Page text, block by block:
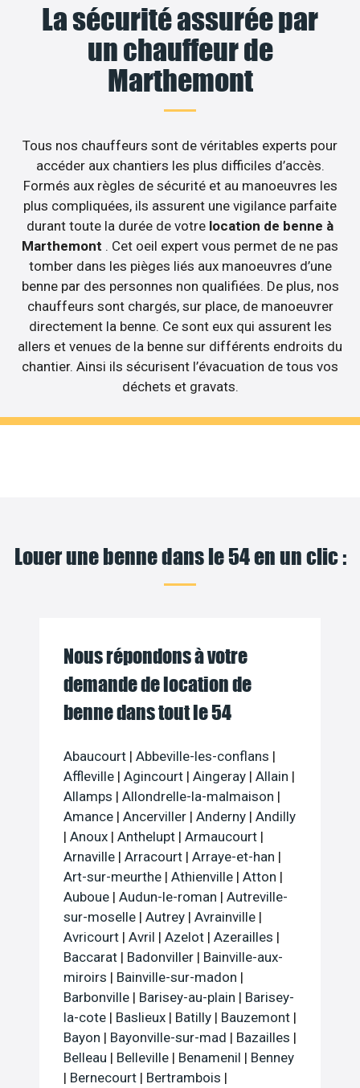
La sécurité assurée par
un chauffeur de
Marthemont
Tous nos chauffeurs sont de véritables experts pour
accéder aux chantiers les plus difficiles d’accès.
Formés aux règles de sécurité et au manoeuvres les
plus compliquées, ils assurent une vigilance parfaite
durant toute la durée de votre location de benne à
Marthemont . Cet oeil expert vous permet de ne pas
tomber dans les pièges liés aux manoeuvres d’une
benne par des personnes non qualifiées. De plus, nos
chauffeurs sont chargés, sur place, de manoeuvrer
directement la benne. Ce sont eux qui assurent les
allers et venues de la benne sur différents endroits du
chantier. Ainsi ils sécurisent l’évacuation de tous vos
déchets et gravats.
Louer une benne dans le 54 en un clic :
Nous répondons à votre
demande de location de
benne dans tout le 54
Abaucourt | Abbeville-les-conflans |
Affleville | Agincourt | Aingeray | Allain |
Allamps | Allondrelle-la-malmaison |
Amance | Ancerviller | Anderny | Andilly
| Anoux | Anthelupt | Armaucourt |
Arnaville | Arracourt | Arraye-et-han |
Art-sur-meurthe | Athienville | Atton |
Auboue | Audun-le-roman | Autreville-
sur-moselle | Autrey | Avrainville |
Avricourt | Avril | Azelot | Azerailles |
Baccarat | Badonviller | Bainville-aux-
miroirs | Bainville-sur-madon |
Barbonville | Barisey-au-plain | Barisey-
la-cote | Baslieux | Batilly | Bauzemont |
Bayon | Bayonville-sur-mad | Bazailles |
Belleau | Belleville | Benamenil | Benney
| Bernecourt | Bertrambois |